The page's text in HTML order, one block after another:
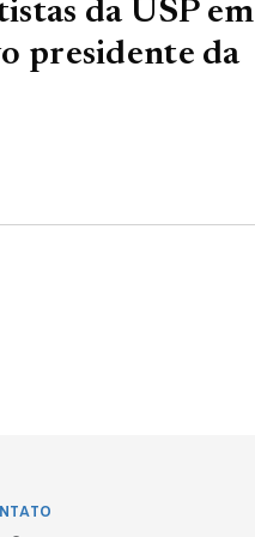
da USP em
presidente da